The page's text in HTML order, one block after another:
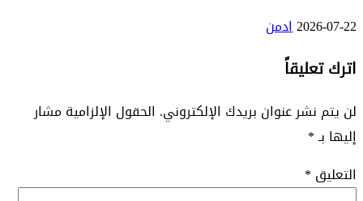
2026-07-22ادمن
اترك تعليقاً
لن يتم نشر عنوان بريدك الإلكتروني. الحقول الإلزامية مشار
إليها بـ*
التعليق *